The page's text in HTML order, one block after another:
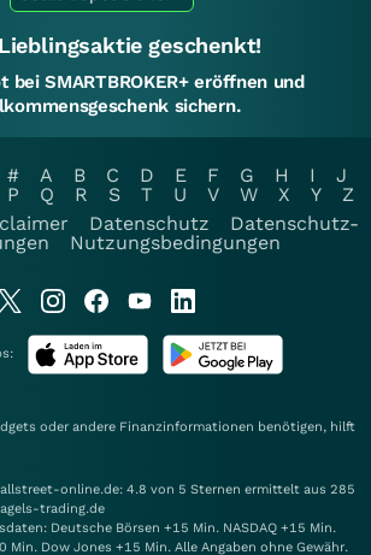
geschenkt!
bei SMARTBROKER+ eröffnen und
sichern.
# A B C D E F G H I
J
P Q R S T U V W X Y
Z
Datenschutz
Datenschutz-
Nutzungsbedingungen
oder andere Finanzinformationen benötigen, hilft
online.de: 4.8 von 5 Sternen ermittelt aus 285
trading.de
Deutsche Börsen +15 Min. NASDAQ +15 Min.
Min. Dow Jones +15 Min. Alle Angaben ohne Gewähr.